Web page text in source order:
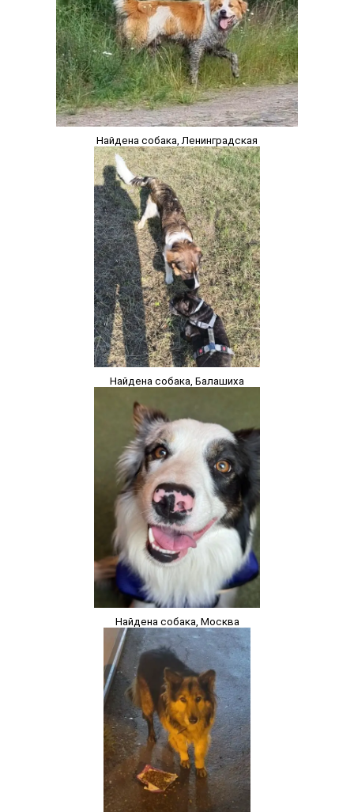
Найдена собака, Ленинградская
Найдена собака, Балашиха
Найдена собака, Москва